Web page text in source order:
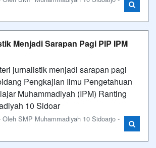
Menjadi Sarapan Pagi PIP IPM
jurnalistik menjadi sarapan pagi
Pengkajian Ilmu Pengetahuan
Muhammadiyah (IPM) Ranting
10 Sidoar
SMP Muhammadiyah 10 Sidoarjo -